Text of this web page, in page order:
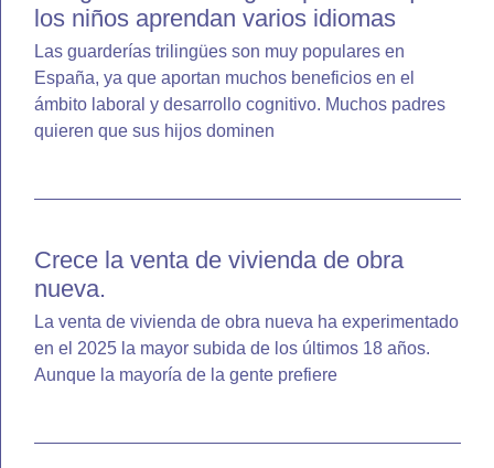
los niños aprendan varios idiomas
Las guarderías trilingües son muy populares en
España, ya que aportan muchos beneficios en el
ámbito laboral y desarrollo cognitivo. Muchos padres
quieren que sus hijos dominen
Crece la venta de vivienda de obra
nueva.
La venta de vivienda de obra nueva ha experimentado
en el 2025 la mayor subida de los últimos 18 años.
Aunque la mayoría de la gente prefiere